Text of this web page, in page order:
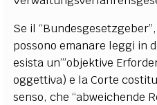
Se il
possono emanare leggi in
esista un’”objektive
oggettiva) e la Corte
senso, che “abweichende